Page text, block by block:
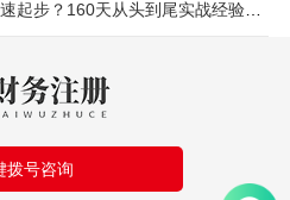
？160天从头到尾实战经验告诉你，干货
拨号咨询